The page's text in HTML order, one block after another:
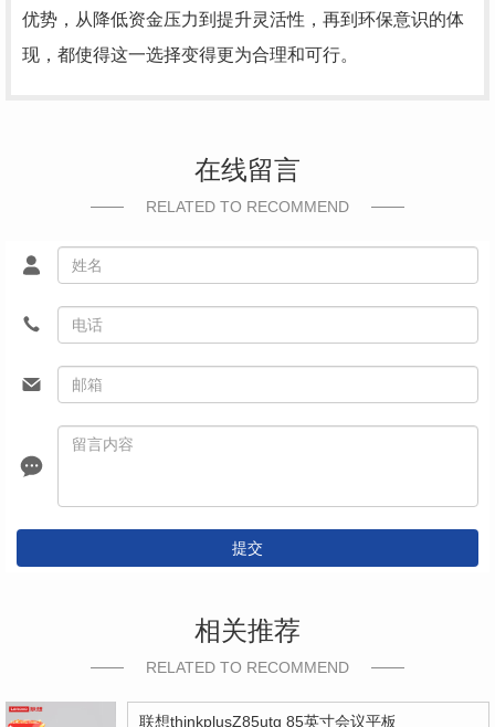
优势，从降低资金压力到提升灵活性，再到环保意识的体
现，都使得这一选择变得更为合理和可行。
在线留言
RELATED TO RECOMMEND
提交
相关推荐
RELATED TO RECOMMEND
联想thinkplusZ85utg 85英寸会议平板